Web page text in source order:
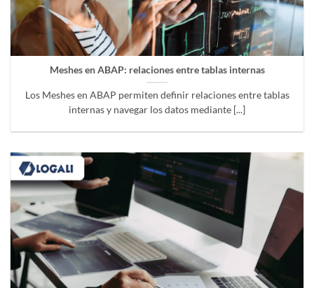
Meshes en ABAP: relaciones entre tablas internas
Los Meshes en ABAP permiten definir relaciones entre tablas
internas y navegar los datos mediante [...]